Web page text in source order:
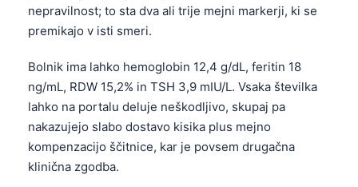
nepravilnost; to sta dva ali trije mejni markerji, ki se
premikajo v isti smeri.
Bolnik ima lahko hemoglobin 12,4 g/dL, feritin 18
ng/mL, RDW 15,2% in TSH 3,9 mIU/L. Vsaka številka
lahko na portalu deluje neškodljivo, skupaj pa
nakazujejo slabo dostavo kisika plus mejno
kompenzacijo ščitnice, kar je povsem drugačna
klinična zgodba.